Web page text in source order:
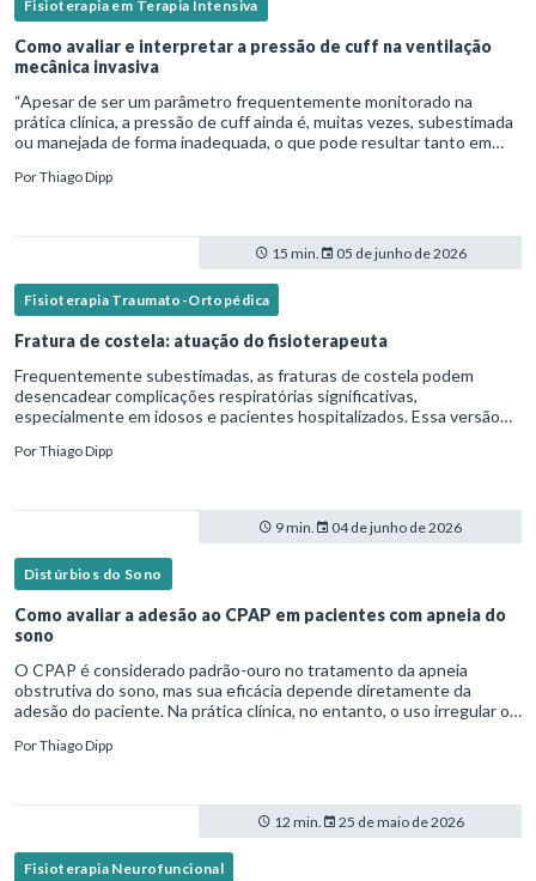
Fisioterapia em Terapia Intensiva
Como avaliar e interpretar a pressão de cuff na ventilação
mecânica invasiva
“Apesar de ser um parâmetro frequentemente monitorado na
prática clínica, a pressão de cuff ainda é, muitas vezes, subestimada
ou manejada de forma inadequada, o que pode resultar tanto em
PorThiago Dipp
15 min. 05 de junho de 2026
Fisioterapia Traumato-Ortopédica
Fratura de costela: atuação do fisioterapeuta
Frequentemente subestimadas, as fraturas de costela podem
desencadear complicações respiratórias significativas,
especialmente em idosos e pacientes hospitalizados. Essa versão
cená
PorThiago Dipp
9 min. 04 de junho de 2026
Distúrbios do Sono
Como avaliar a adesão ao CPAP em pacientes com apneia do
sono
O CPAP é considerado padrão-ouro no tratamento da apneia
obstrutiva do sono, mas sua eficácia depende diretamente da
adesão do paciente. Na prática clínica, no entanto, o uso irregular ou
PorThiago Dipp
12 min. 25 de maio de 2026
Fisioterapia Neurofuncional